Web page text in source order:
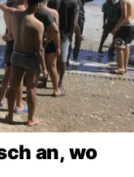
an, wo